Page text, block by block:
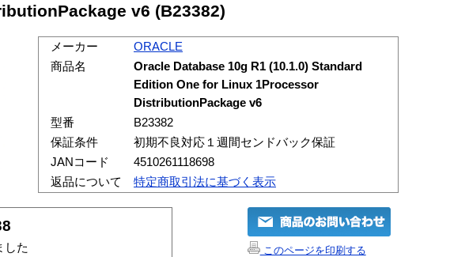
v6 (B23382)
メーカー
ORACLE
商品名
Oracle Database 10g R1 (10.1.0) Standard
Edition One for Linux 1Processor
DistributionPackage v6
型番
B23382
保証条件
初期不良対応１週間センドバック保証
JANコード
4510261118698
返品について
特定商取引法に基づく表示
した
このページを印刷する